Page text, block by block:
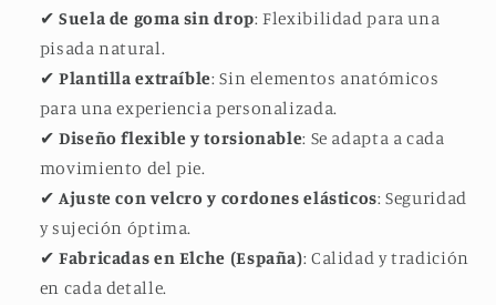
✔Suela de goma sin drop: Flexibilidad para una
pisada natural.
✔Plantilla extraíble: Sin elementos anatómicos
para una experiencia personalizada.
✔Diseño flexible y torsionable: Se adapta a cada
movimiento del pie.
✔Ajuste con velcro y cordones elásticos: Seguridad
y sujeción óptima.
✔Fabricadas en Elche (España): Calidad y tradición
en cada detalle.